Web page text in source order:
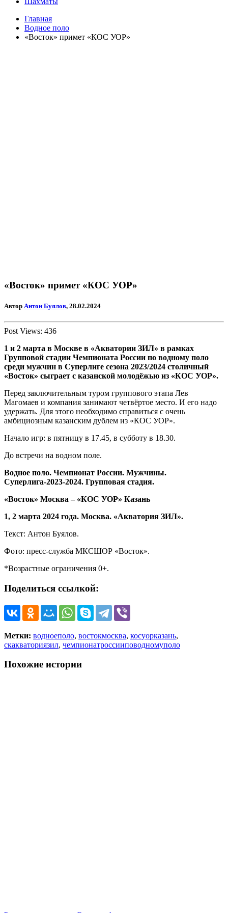
Главная
Водное поло
«Восток» примет «КОС УОР»
«Восток» примет «КОС УОР»
Автор Антон Буялов, 28.02.2024
Post Views: 436
1 и 2 марта в Москве в «Акватории ЗИЛ» в рамках
Групповой стадии Чемпионата России по водному поло
среди мужчин в Суперлиге сезона 2023/2024 столичный
«Восток» сыграет с казанской молодёжью из «КОС УОР».
Перед заключительным туром группового этапа Лев
Магомаев и компания занимают четвёртое место. И его надо
удержать. Для этого необходимо справиться с очень
амбициозным казанским дублем из «КОС УОР».
Начало игр: в пятницу в 17.45, в субботу в 18.30.
До встречи на водном поле.
Водное поло. Чемпионат России. Мужчины.
Суперлига-2023-2024. Групповая стадия.
«Восток» Москва – «КОС УОР» Казань
1, 2 марта 2024 года. Москва. «Акватория ЗИЛ».
Текст: Антон Буялов.
Фото: пресс-служба МКСШОР «Восток».
*Возрастные ограничения 0+.
Поделиться ссылкой:
Метки: водноеполо, востокмосква, косуорказань,
скакваториязил, чемпионатроссииповодномуполо
Похожие истории